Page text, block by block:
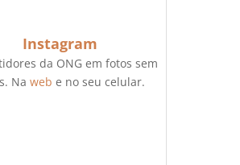
Instagram
da ONG em fotos sem
Na web e no seu celular.